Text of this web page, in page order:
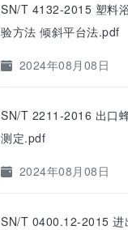
SN/T 4132-2015 塑料
验方法 倾斜平台法.pdf
2024年08月08日
SN/T 2211-2016 出口
测定.pdf
2024年08月08日
SN/T 0400.12-2015 进